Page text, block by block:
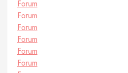
Forum
Forum
Forum
Forum
Forum
Forum